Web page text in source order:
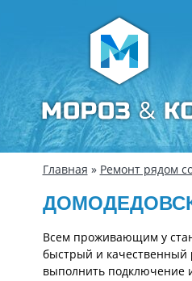
Главная » Ремонт рядом
Всем проживающим у
быстрый и качественный
выполнить подключение